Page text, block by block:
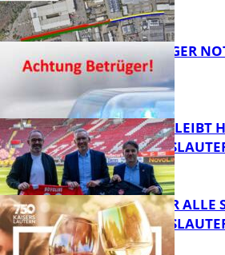
FB News
FB News
FRAGWÜRDIGER
WARNT
FB News
NOVOLINE BLEIBT
1. FC
GENÜSSE FÜR
VON